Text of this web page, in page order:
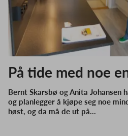
På tide med noe
Bernt Skarsbø og Anita Johansen
og planlegger å kjøpe seg noe
høst, og da må de ut på…